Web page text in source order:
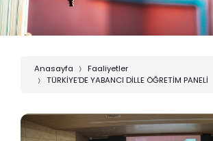
Anasayfa
Faaliyetler
TÜRKİYE’DE YABANCI DİLLE ÖĞRETİM PANELİ